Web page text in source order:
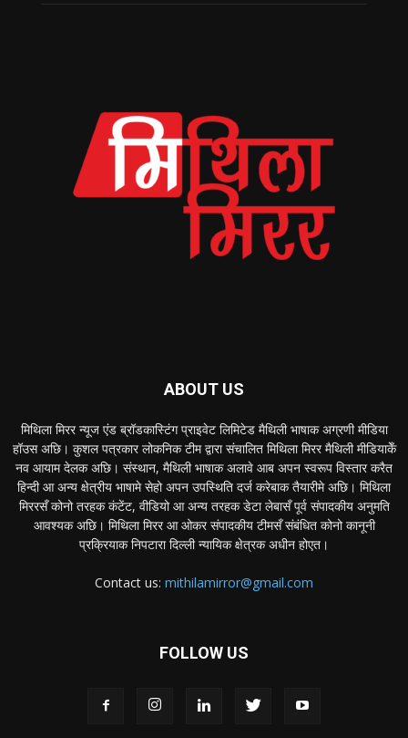
ABOUT US
मिथिला मिरर न्यूज एंड ब्रॉडकास्टिंग प्राइवेट लिमिटेड मैथिली भाषाक अग्रणी मीडिया
हॉउस अछि। कुशल पत्रकार लोकनिक टीम द्वारा संचालित मिथिला मिरर मैथिली मीडियाकेँ
नव आयाम देलक अछि। संस्थान, मैथिली भाषाक अलावे आब अपन स्वरूप विस्तार करैत
हिन्दी आ अन्य क्षेत्रीय भाषामे सेहो अपन उपस्थिति दर्ज करेबाक तैयारीमे अछि। मिथिला
मिररसँ कोनो तरहक कंटेंट, वीडियो आ अन्य तरहक डेटा लेबासँ पूर्व संपादकीय अनुमति
आवश्यक अछि। मिथिला मिरर आ ओकर संपादकीय टीमसँ संबंधित कोनो कानूनी
प्रक्रियाक निपटारा दिल्ली न्यायिक क्षेत्रक अधीन होएत।
Contact us: mithilamirror@gmail.com
FOLLOW US